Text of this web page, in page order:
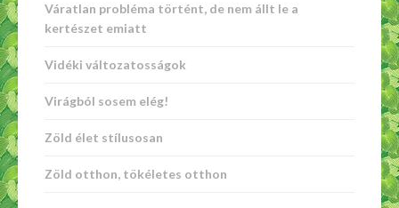
Váratlan probléma történt, de nem állt le a
kertészet emiatt
Vidéki változatosságok
Virágból sosem elég!
Zöld élet stílusosan
Zöld otthon, tökéletes otthon